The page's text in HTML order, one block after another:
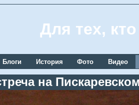
Для тех,
Блоги История Фото Видео
на